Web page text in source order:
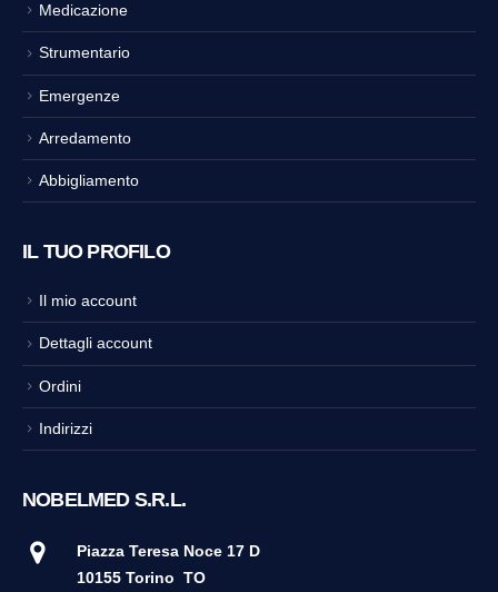
Medicazione
Strumentario
Emergenze
Arredamento
Abbigliamento
IL TUO PROFILO
Il mio account
Dettagli account
Ordini
Indirizzi
NOBELMED S.R.L.
Piazza Teresa Noce 17 D
10155 Torino TO